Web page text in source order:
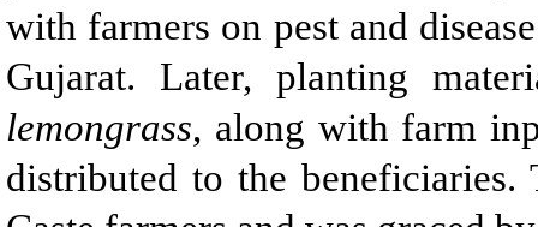
with farmers on pest and
Gujarat. Later, planting
lemongrass, along with farm
distributed to the beneficiaries.